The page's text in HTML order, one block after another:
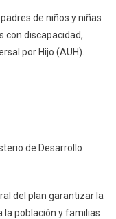
de niños y niñas
con discapacidad,
por Hijo (AUH).
de Desarrollo
del plan garantizar la
la población y familias